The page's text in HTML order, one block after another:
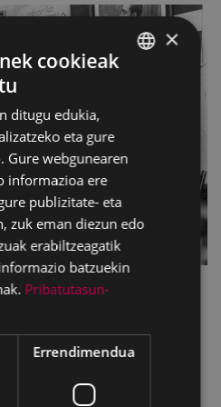
(Urretxindorra) eta
Ojanguren
Kareaga Bekaren
×
cookieak
ditugu edukia,
eta gure
Gure webgunearen
informazioa ere
publizitate- eta
zuk eman diezun edo
erabiltzeagatik
batzuekin
Pribatutasun-
Errendimendua